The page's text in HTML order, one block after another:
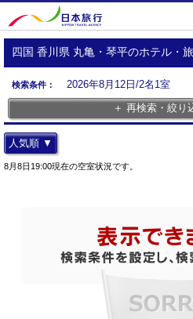
四国 香川県 丸亀・琴平のホテル・
検索条件：
2026年8月12日/2名1室
＋ 再検索・絞り
人気順 ▼
8月8日19:00現在の空室状況です。